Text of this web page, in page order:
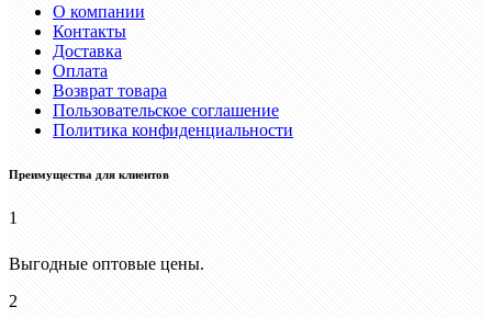
О компании
Контакты
Доставка
Оплата
Возврат товара
Пользовательское соглашение
Политика конфиденциальности
Преимущества для клиентов
1
Выгодные оптовые цены.
2